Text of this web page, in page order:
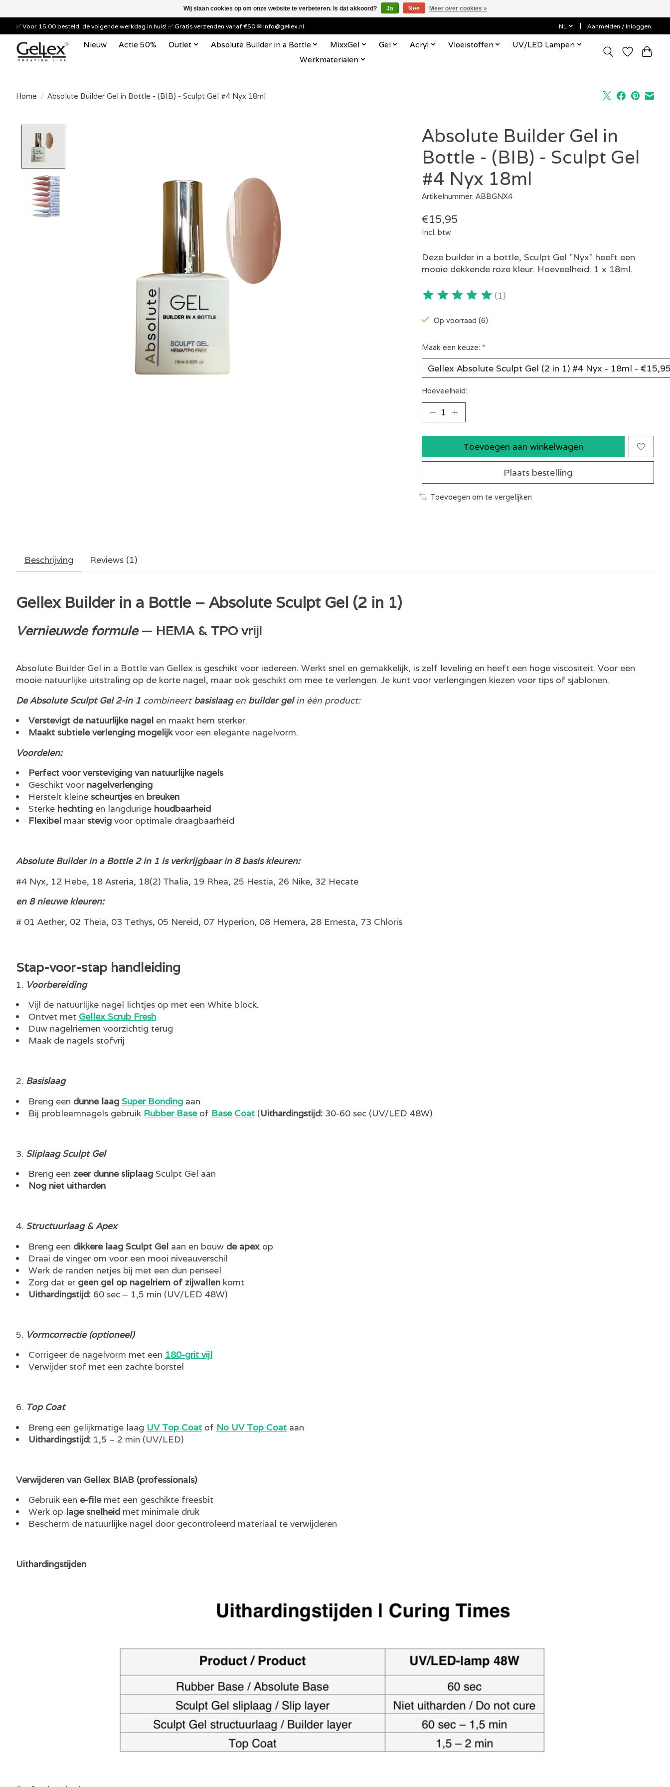
✅ Voor 15:00 besteld, de volgende werkdag in huis! ✅ Gratis verzenden vanaf €50 ✉ info@gellex.nl NL Aanmelden / Inloggen
Nieuw Actie 50% Outlet Absolute Builder in a Bottle MixxGel Gel Acryl Vloeistoffen
UV/LED Lampen
Werkmaterialen
Home / Absolute Builder Gel in Bottle - (BIB) - Sculpt Gel #4 Nyx 18ml
Absolute Builder Gel in
Bottle - (BIB) - Sculpt Gel
#4 Nyx 18ml
Artikelnummer: ABBGNX4
€15,95
Incl. btw
Deze builder in a bottle, Sculpt Gel "Nyx" heeft een
mooie dekkende roze kleur. Hoeveelheid: 1 x 18ml.
De beoordeling van dit product is
(1)
Op voorraad (6)
Maak een keuze: *
Hoeveelheid:
Toevoegen aan winkelwagen
Plaats bestelling
Toevoegen om te vergelijken
Beschrijving Reviews (1)
Gellex Builder in a Bottle – Absolute Sculpt Gel (2 in 1)
Vernieuwde formule— HEMA & TPO vrij!
Absolute Builder Gel in a Bottle van Gellex is geschikt voor iedereen. Werkt snel en gemakkelijk, is zelf leveling en heeft een hoge viscositeit. Voor een
mooie natuurlijke uitstraling op de korte nagel, maar ook geschikt om mee te verlengen. Je kunt voor verlengingen kiezen voor tips of sjablonen.
De Absolute Sculpt Gel 2-in 1 combineertbasislaagen builder gelin één product:
Verstevigt de natuurlijke nagelen maakt hem sterker.
Maakt subtiele verlenging mogelijkvoor een elegante nagelvorm.
Voordelen:
Perfect voor versteviging van natuurlijke nagels
Geschikt voor nagelverlenging
Herstelt kleine scheurtjesen breuken
Sterke hechtingen langdurige houdbaarheid
Flexibelmaar stevigvoor optimale draagbaarheid
Absolute Builder in a Bottle 2 in 1 is verkrijgbaar in 8 basis kleuren:
#4 Nyx, 12 Hebe, 18 Asteria, 18(2) Thalia, 19 Rhea, 25 Hestia, 26 Nike, 32 Hecate
en 8 nieuwe kleuren:
# 01 Aether, 02 Theia, 03 Tethys, 05 Nereid, 07 Hyperion, 08 Hemera, 28 Ernesta, 73 Chloris
Stap-voor-stap handleiding
Voorbereiding
Vijl de natuurlijke nagel lichtjes op met een White block.
Ontvet met Gellex Scrub Fresh
Duw nagelriemen voorzichtig terug
Maak de nagels stofvrij
Basislaag
Breng een dunne laag Super Bondingaan
Bij probleemnagels gebruik Rubber Baseof Base Coat(Uithardingstijd:30-60 sec (UV/LED 48W)
Sliplaag Sculpt Gel
Breng een zeer dunne sliplaagSculpt Gel aan
Nog niet uitharden
Structuurlaag & Apex
Breng een dikkere laag Sculpt Gelaan en bouw de apexop
Draai de vinger om voor een mooi niveauverschil
Werk de randen netjes bij met een dun penseel
Zorg dat er geen gel op nagelriem of zijwallenkomt
Uithardingstijd:60 sec – 1,5 min (UV/LED 48W)
Vormcorrectie (optioneel)
Corrigeer de nagelvorm met een 180-grit vijl
Verwijder stof met een zachte borstel
Top Coat
Breng een gelijkmatige laag UV Top Coatof No UV Top Coataan
Uithardingstijd:1,5 – 2 min (UV/LED)
Verwijderen van Gellex BIAB (professionals)
Gebruik een e-filemet een geschikte freesbit
Werk op lage snelheidmet minimale druk
Bescherm de natuurlijke nagel door gecontroleerd materiaal te verwijderen
Uithardingstijden
Wij slaan cookies op om onze website te verbeteren. Is dat akkoord? Ja Nee Meer over cookies »